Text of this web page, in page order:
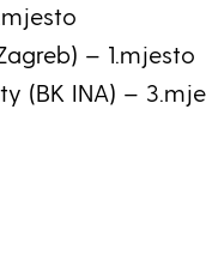
– 1.mjesto
(BK INA) –